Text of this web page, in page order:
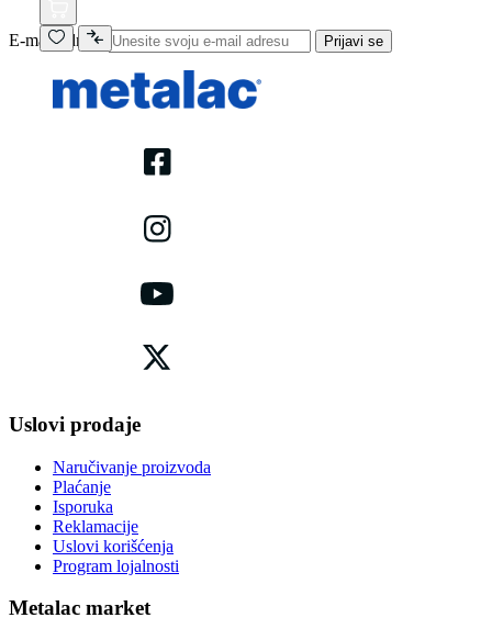
E-mail adresa Prijavi se
Uslovi prodaje
Naručivanje proizvoda
Plaćanje
Isporuka
Reklamacije
Uslovi korišćenja
Program lojalnosti
Metalac market